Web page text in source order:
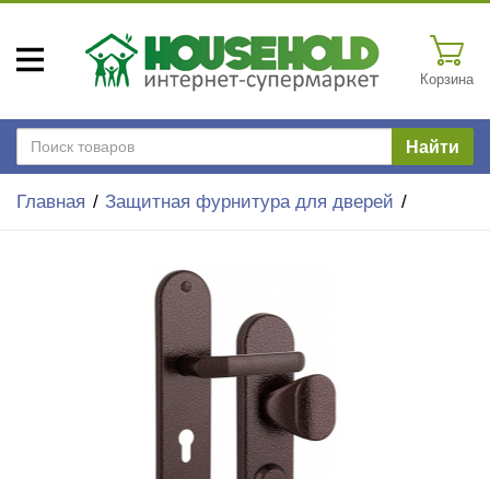
Корзина
Найти
Главная Защитная фурнитура для дверей